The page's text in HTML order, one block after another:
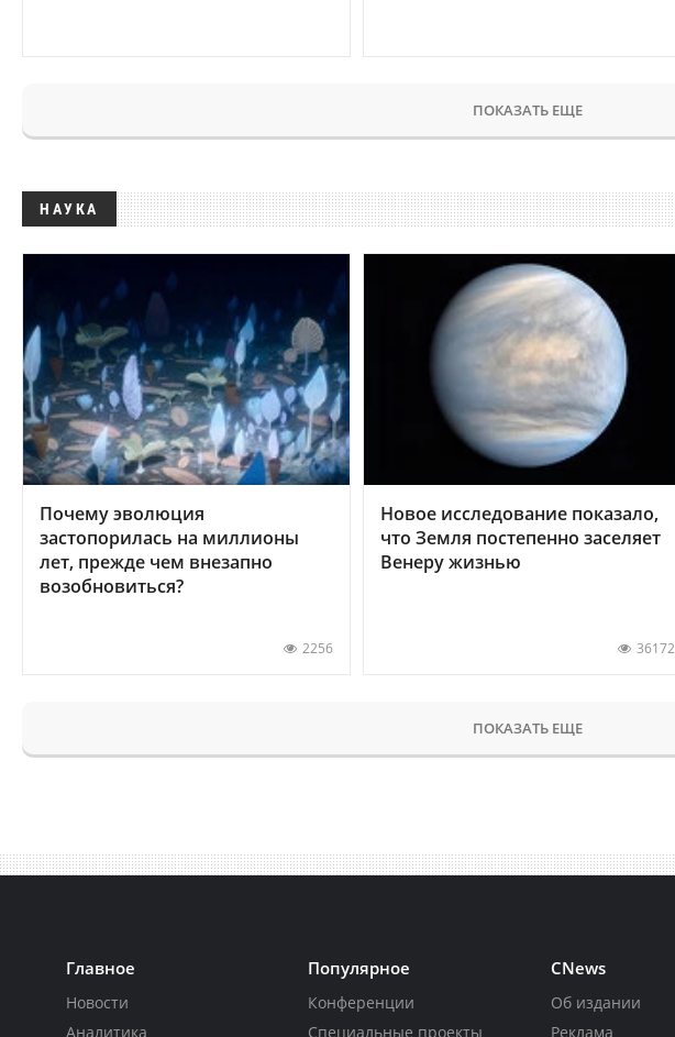
ПОКАЗАТЬ ЕЩЕ
НАУКА
Почему эволюция
застопорилась на миллионы
лет, прежде чем внезапно
возобновиться?
2256
Новое исследование показало,
что Земля постепенно заселяет
Венеру жизнью
36172
ПОКАЗАТЬ ЕЩЕ
Главное
Новости
Аналитика
Популярное
Конференции
Специальные проекты
CNews
Об издании
Реклама